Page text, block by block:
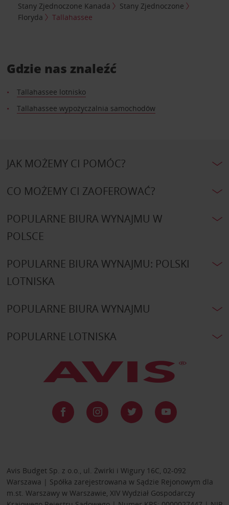
Stany Zjednoczone Kanada
Stany Zjednoczone
Floryda
Tallahassee
Gdzie nas znaleźć
Tallahassee lotnisko
Tallahassee wypożyczalnia samochodów
JAK MOŻEMY CI POMÓC?
CO MOŻEMY CI ZAOFEROWAĆ?
POPULARNE BIURA WYNAJMU W
POLSCE
POPULARNE BIURA WYNAJMU: POLSKI
LOTNISKA
POPULARNE BIURA WYNAJMU
POPULARNE LOTNISKA
Avis Budget Sp. z o.o., ul. Żwirki i Wigury 16C, 02-092
Warszawa | Spółka zarejestrowana w Sądzie Rejonowym dla
m.st. Warszawy w Warszawie, XIV Wydział Gospodarczy